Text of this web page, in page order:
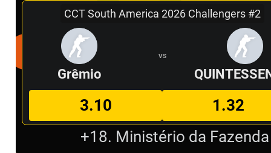
CCT South America 2026 Challengers #2
Grêmio
VS
3.10
1.32
+18. Ministério da